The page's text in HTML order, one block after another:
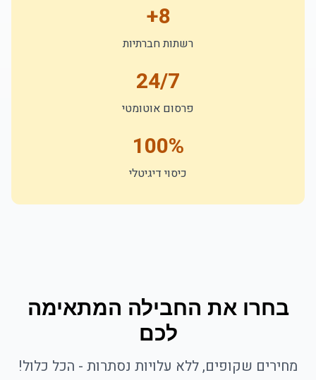
8+
רשתות חברתיות
24/7
פרסום אוטומטי
100%
כיסוי דיגיטלי
בחרו את החבילה המתאימה
לכם
מחירים שקופים, ללא עלויות נסתרות - הכל כלול!